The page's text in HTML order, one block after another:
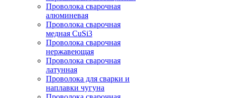
Проволока сварочная
алюминевая
Проволока сварочная
медная CuSi3
Проволока сварочная
нержавеющая
Проволока сварочная
латунная
Проволока для сварки и
наплавки чугуна